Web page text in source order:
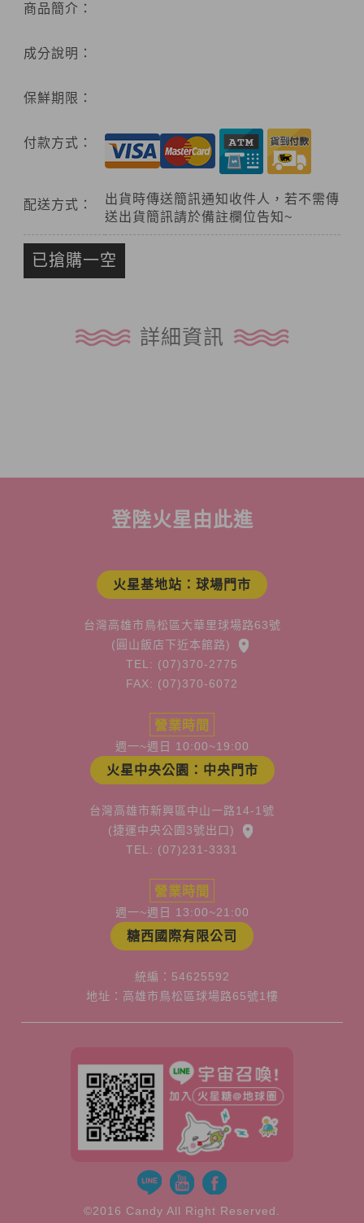
商品簡介：
成分說明：
保鮮期限：
付款方式：
配送方式：
出貨時傳送簡訊通知收件人，若不需傳
送出貨簡訊請於備註欄位告知~
已搶購一空
詳細資訊
登陸火星由此進
火星基地站：球場門市
台灣高雄市鳥松區大華里球場路63號
(圓山飯店下近本館路)
TEL: (07)370-2775
FAX: (07)370-6072
營業時間
週一~週日 10:00~19:00
火星中央公園：中央門市
台灣高雄市新興區中山一路14-1號
(捷運中央公園3號出口)
TEL: (07)231-3331
營業時間
週一~週日 13:00~21:00
糖西國際有限公司
統編：54625592
地址：高雄市鳥松區球場路65號1樓
©2016 Candy All Right Reserved.